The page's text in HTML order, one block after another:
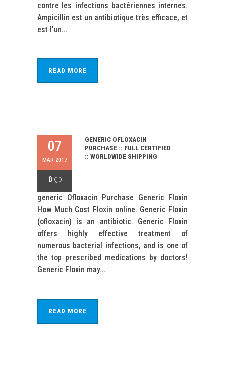
contre les infections bactériennes internes.
Ampicillin est un antibiotique très efficace, et
est l'un...
READ MORE
07
MAR 2017
0
GENERIC OFLOXACIN
PURCHASE :: FULL CERTIFIED
:: WORLDWIDE SHIPPING
generic Ofloxacin Purchase Generic Floxin
How Much Cost Floxin online. Generic Floxin
(ofloxacin) is an antibiotic. Generic Floxin
offers highly effective treatment of
numerous bacterial infections, and is one of
the top prescribed medications by doctors!
Generic Floxin may...
READ MORE